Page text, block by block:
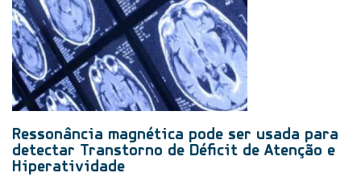
Ressonância magnética pode ser usada para
detectar Transtorno de Déficit de Atenção e
Hiperatividade